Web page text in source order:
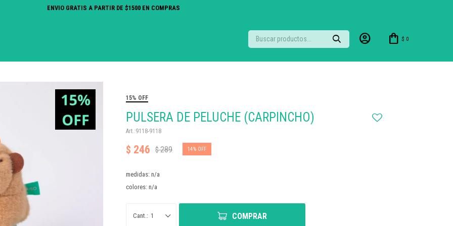
ENVIO GRATIS A PARTIR DE $1500 EN COMPRAS
$ 0
15% OFF
PULSERA DE PELUCHE (CARPINCHO)
9118-9118
$ 246 $289 14
medidas: n/a
colores: n/a
1 COMPRAR